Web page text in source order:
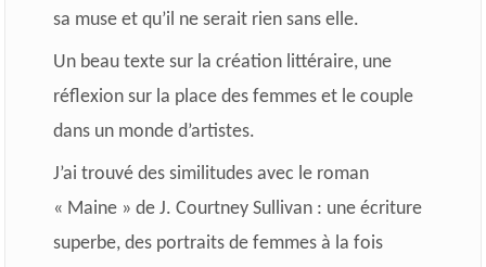
sa muse et qu’il ne serait rien sans elle.
Un beau texte sur la création littéraire, une
réflexion sur la place des femmes et le couple
dans un monde d’artistes.
J’ai trouvé des similitudes avec le roman
« Maine » de J. Courtney Sullivan : une écriture
superbe, des portraits de femmes à la fois